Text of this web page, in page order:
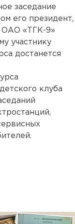
заседание
его президент,
ОАО «ТГК-9»
участнику
достанется
клуба